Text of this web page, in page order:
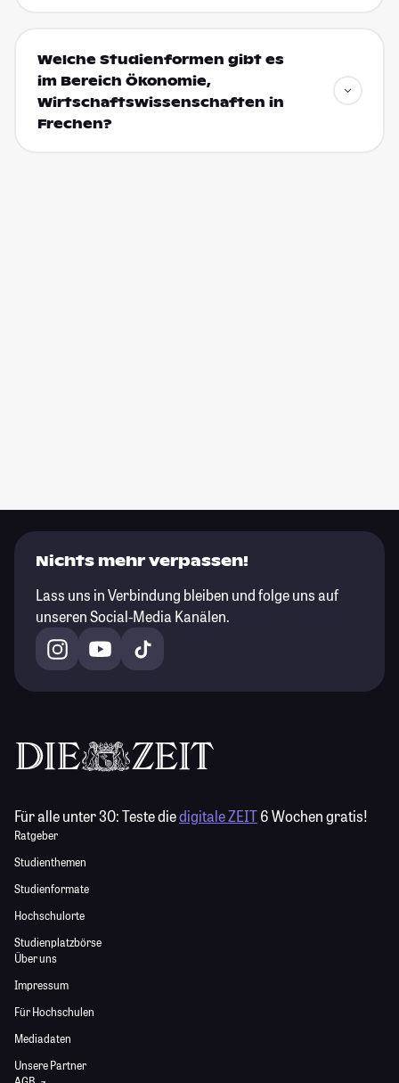
Welche Studienformen gibt es
im Bereich Ökonomie,
Wirtschaftswissenschaften in
Frechen?
Nichts mehr verpassen!
Lass uns in Verbindung bleiben und folge uns auf
unseren Social-Media Kanälen.
Für alle unter 30:Teste diedigitale ZEIT6 Wochen gratis!
Ratgeber
Studienthemen
Studienformate
Hochschulorte
Studienplatzbörse
Über uns
Impressum
Für Hochschulen
Mediadaten
Unsere Partner